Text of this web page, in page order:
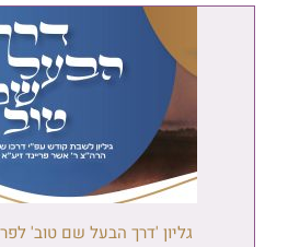
גליון 'דרך הבעל שם טוב'